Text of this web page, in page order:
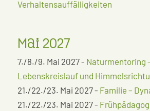
Verhaltensauffälligkeiten
Mai 2027
7./8./9. Mai 2027 - Naturmentoring
Lebenskreislauf und
21./22./23. Mai 2027 - Familie –
21./22./23. Mai 2027 -